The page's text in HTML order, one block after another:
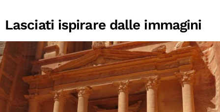
Lasciati ispirare dalle immagini